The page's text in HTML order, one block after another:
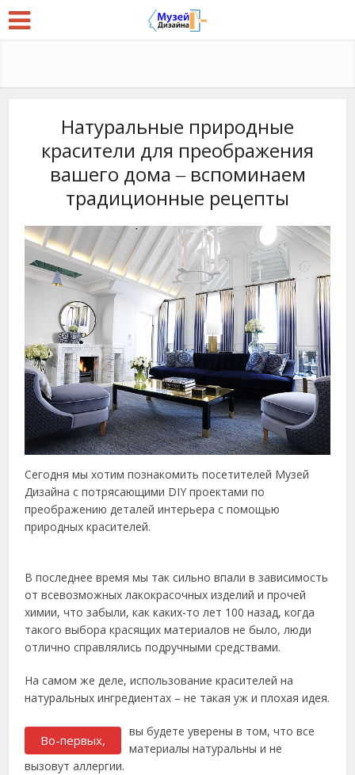
Натуральные природные
красители для преображения
вашего дома ‒ вспоминаем
традиционные рецепты
Сегодня мы хотим познакомить посетителей Музей
Дизайна с потрясающими DIY проектами по
преображению деталей интерьера с помощью
природных красителей.
В последнее время мы так сильно впали в зависимость
от всевозможных лакокрасочных изделий и прочей
химии, что забыли, как каких-то лет 100 назад, когда
такого выбора красящих материалов не было, люди
отлично справлялись подручными средствами.
На самом же деле, использование красителей на
натуральных ингредиентах – не такая уж и плохая идея.
Во-первых,
вы будете уверены в том, что все
материалы натуральны и не
вызовут аллергии.